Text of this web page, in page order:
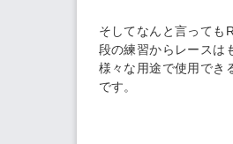
そしてなんと言っても
段の練習からレースは
様々な用途で使用でき
です。